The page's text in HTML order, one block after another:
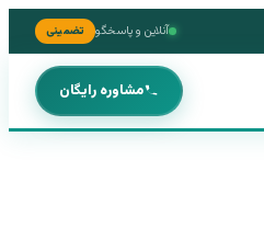
آنلاین و پاسخگو تضمینی
مشاوره رایگان